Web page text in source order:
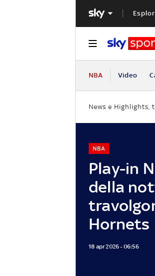
NBA Video
News e Highlights,
Play-in
della
Hornets
NBA
18 apr 2026 - 06:56